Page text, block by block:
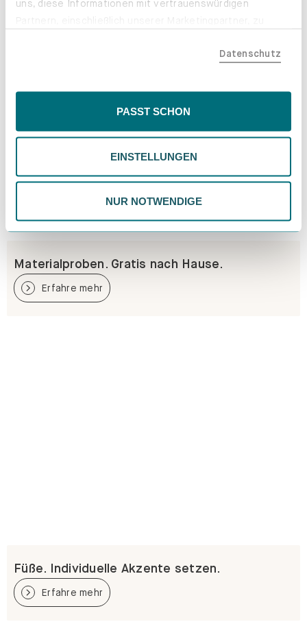
uns, diese Informationen mit vertrauenswürdigen
der EU, beispielsweise in den USA, verarbeitet werden
Inhalte eingeschränkt sein könnten. Wähle
deiner Präferenzen. Du kannst deine Wahl jederzeit
ändern. Weitere Informationen findest du in unserer
Datenschutzrichtlinie.
Datenschutz
PASST SCHON
EINSTELLUNGEN
NUR NOTWENDIGE
Materialproben. Gratis nach Hause.
Erfahre mehr
Füße. Individuelle Akzente setzen.
Erfahre mehr